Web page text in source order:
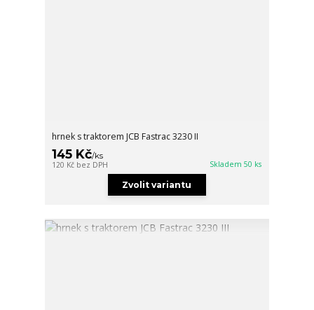
hrnek s traktorem JCB Fastrac 3230 II
145 Kč/ks
120 Kč bez DPH Skladem 50 ks
Zvolit variantu